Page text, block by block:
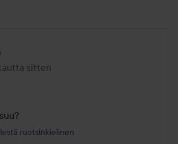
sitten
6 kuukautta sitten
ruotsinkielinen